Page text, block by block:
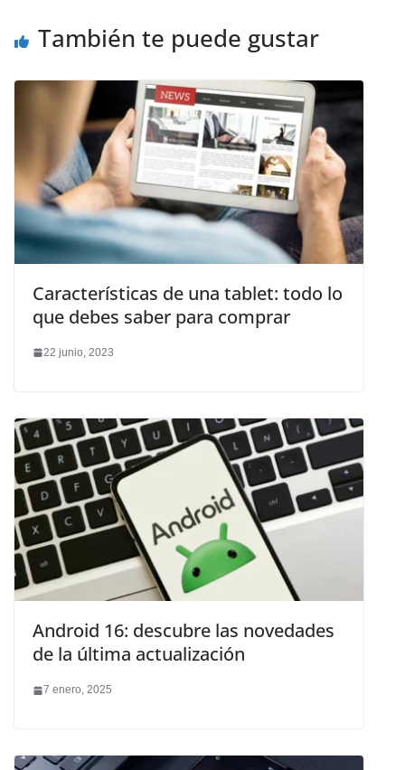
También te puede gustar
Características de una tablet: todo lo
que debes saber para comprar
22 junio, 2023
Android 16: descubre las novedades
de la última actualización
7 enero, 2025